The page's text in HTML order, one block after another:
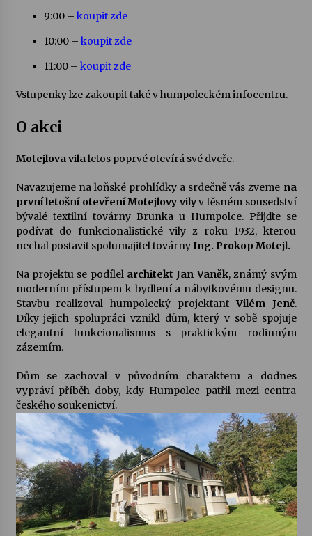
17. 7. 2026
Ozvěny prázdnin
13. 7. 2026
Varhanní recitál Michala Novenka v Klášteře
Želiv
3. 7. 2026
Petr Adamec – Malovaný svět
30. 6. 2026
9:00 – koupit zde
10:00 – koupit zde
11:00 – koupit zde
Vstupenky lze zakoupit také v humpoleckém infocentru.
O akci
Motejlova vilaletos poprvé otevírá své dveře.
Navazujeme na loňské prohlídky a srdečně vás zveme na
první letošní otevření Motejlovy vilyv těsném sousedství
bývalé textilní továrny Brunka u Humpolce. Přijďte se
podívat do funkcionalistické vily z roku 1932, kterou
nechal postavit spolumajitel továrnyIng. Prokop Motejl.
Na projektu se podílel architekt Jan Vaněk, známý svým
moderním přístupem k bydlení a nábytkovému designu.
Stavbu realizoval humpolecký projektantVilém Jenč.
Díky jejich spolupráci vznikl dům, který v sobě spojuje
elegantní funkcionalismus s praktickým rodinným
zázemím.
Dům se zachoval v původním charakteru a dodnes
vypráví příběh doby, kdy Humpolec patřil mezi centra
českého soukenictví.